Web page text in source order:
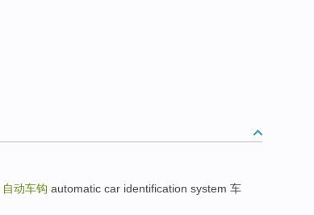
自动车钩 automatic car identification system 车